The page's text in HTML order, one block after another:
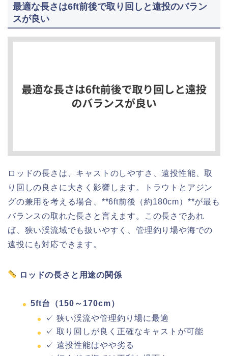
最適な長さは6ft前後で取り回しと遠投のバラン
スが良い
ロッドの長さは、キャストのしやすさ、遠投性能、取
り回しの良さに大きく影響します。トラウトとアジン
グの兼用を考える場合、**6ft前後（約180cm）**が最も
バランスの取れた長さと言えます。この長さであれ
ば、狭い渓流域でも扱いやすく、管理釣り場や海での
遠投にも対応できます。
ロッドの長さと用途の関係
5ft台（150～170cm）
✓ 狭い渓流や管理釣り場に最適
✓ 取り回しが良く正確なキャストが可能
✓ 遠投性能はやや劣る